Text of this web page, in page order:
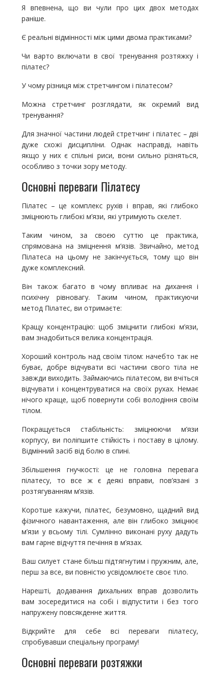
Я впевнена, що ви чули про цих двох методах
раніше.
Є реальні відмінності між цими двома практиками?
Чи варто включати в свої тренування розтяжку і
пілатес?
У чому різниця між стретчингом і пілатесом?
Можна стретчинг розглядати, як окремий вид
тренування?
Для значної частини людей стретчинг і пілатес – дві
дуже схожі дисципліни. Однак насправді, навіть
якщо у них є спільні риси, вони сильно різняться,
особливо з точки зору методу.
Основні переваги Пілатесу
Пілатес – це комплекс рухів і вправ, які глибоко
зміцнюють глибокі м’язи, які утримують скелет.
Таким чином, за своєю суттю це практика,
спрямована на зміцнення м’язів. Звичайно, метод
Пілатеса на цьому не закінчується, тому що він
дуже комплексний.
Він також багато в чому впливає на дихання і
психічну рівновагу. Таким чином, практикуючи
метод Пілатес, ви отримаєте:
Кращу концентрацію: щоб зміцнити глибокі м’язи,
вам знадобиться велика концентрація.
Хороший контроль над своїм тілом: начебто так не
буває, добре відчувати всі частини свого тіла не
завжди виходить. Займаючись пілатесом, ви вчіться
відчувати і концентруватися на своїх рухах. Немає
нічого краще, щоб повернути собі володіння своїм
тілом.
Покращується стабільність: зміцнюючи м’язи
корпусу, ви поліпшите стійкість і поставу в цілому.
Відмінний засіб від болю в спині.
Збільшення гнучкості: це не головна перевага
пілатесу, то все ж є деякі вправи, пов’язані з
розтягуванням м’язів.
Коротше кажучи, пілатес, безумовно, щадний вид
фізичного навантаження, але він глибоко зміцнює
м’язи у всьому тілі. Сумлінно виконані руху дадуть
вам гарне відчуття печіння в м’язах.
Ваш силует стане більш підтягнутим і пружним, але,
перш за все, ви повністю усвідомлюєте своє тіло.
Нарешті, додавання дихальних вправ дозволить
вам зосередитися на собі і відпустити і без того
напружену повсякденне життя.
Відкрийте для себе всі переваги пілатесу,
спробувавши спеціальну програму!
Основні переваги розтяжки